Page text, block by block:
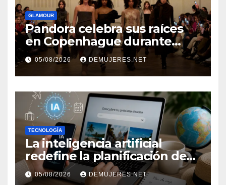
GLAMOUR
Pandora celebra sus raíces
en Copenhague durante
Copenhagen Fashion Week a
través de alianzas creativas
05/08/2026 DEMUJERES.NET
TECNOLOGÍA
La inteligencia artificial
redefine la planificación de
viajes: Los huéspedes
centran sus decisiones y
05/08/2026 DEMUJERES.NET